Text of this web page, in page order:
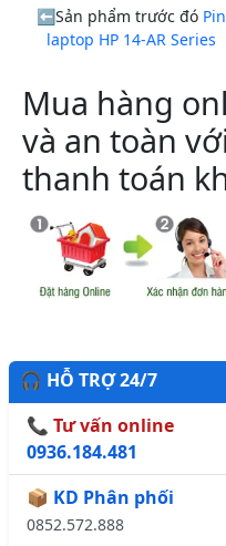
Sản phẩm trước đó Pin
laptop HP 14-AR Series
Mua hàng
và an toàn
thanh toán
🎧 HỖ TRỢ 24/7
📞 Tư vấn online
0936.184.481
📦 KD Phân phối
0852.572.888